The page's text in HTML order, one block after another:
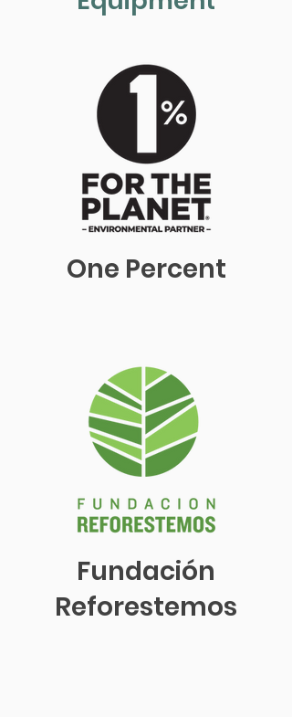
One Percent
Fundación
Reforestemos